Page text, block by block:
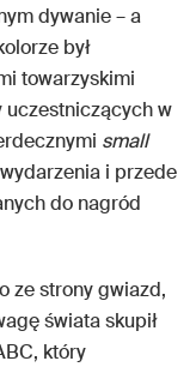
dywanie – a
był
towarzyskimi
uczestniczących w
small
i przede
do nagród
ze strony gwiazd,
świata skupił
który